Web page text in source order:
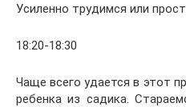
Усиленно трудимся или
18:20-18:30
Чаще всего удается в этот
ребенка из садика.